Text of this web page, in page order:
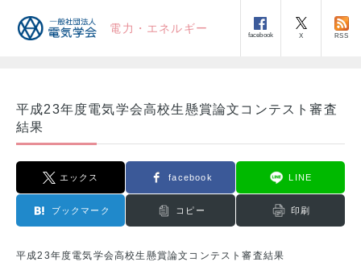
電力・エネルギー
facebook X RSS
平成23年度電気学会高校生懸賞論文コンテスト審査
結果
エックス facebook LINE
ブックマーク コピー 印刷
平成23年度電気学会高校生懸賞論文コンテスト審査結果